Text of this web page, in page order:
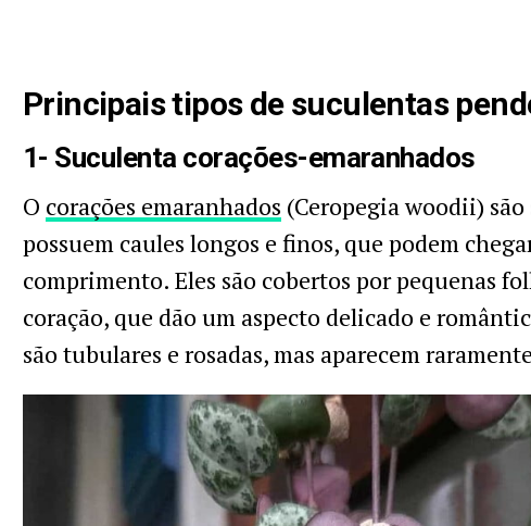
Principais tipos de suculentas
1- Suculenta corações-emaranhados
O corações emaranhados (Ceropegia woodii)
possuem caules longos e finos, que podem
comprimento. Eles são cobertos por pequenas
coração, que dão um aspecto delicado e
são tubulares e rosadas, mas aparecem